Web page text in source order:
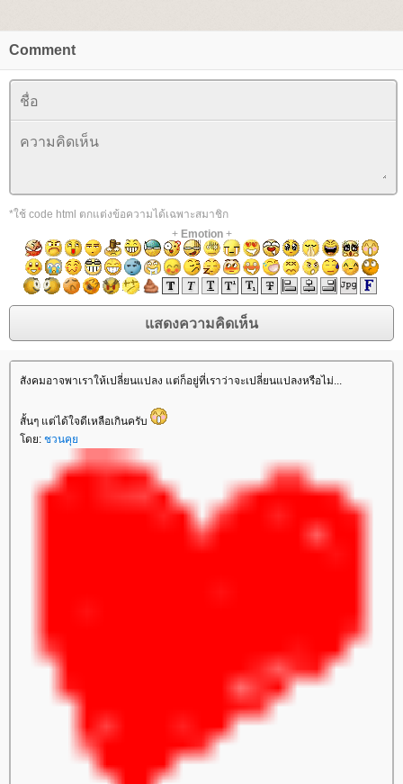
Comment
*ใช้ code html ตกแต่งข้อความได้เฉพาะสมาชิก
+ Emotion+
สังคมอาจพาเราให้เปลี่ยนแปลง แต่ก็อยู่ที่เราว่าจะเปลี่ยนแปลงหรือไม่...
สั้นๆ แต่ได้ใจดีเหลือเกินครับ
ดย: ชวนคุ